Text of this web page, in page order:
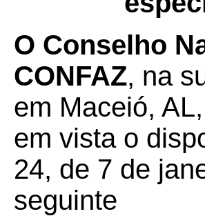
O Conselho
CONFAZ, na
em Maceió,
em vista o
24, de 7 de
seguinte